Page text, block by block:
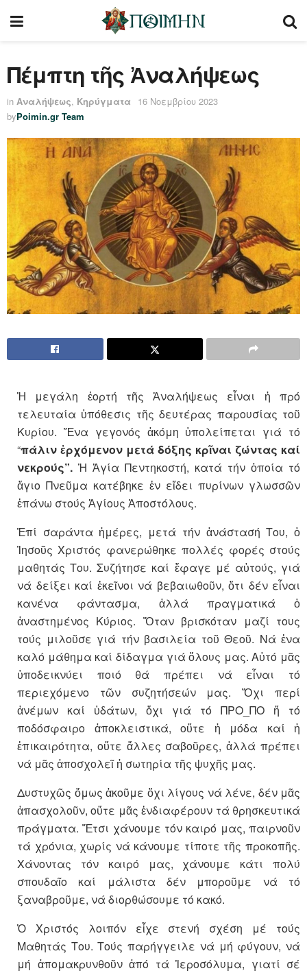
Πέμπτη τῆς Ἀναλήψεως
in Αναλήψεως, Κηρύγματα
16 Νοεμβρίου 2023
byPoimin.gr Team
Ἡ μεγάλη ἑορτή τῆς Ἀναλήψεως εἶναι ἡ πρό
τελευταία ὑπόθεσις τῆς δευτέρας παρουσίας τοῦ
Κυρίου. Ἕνα γεγονός ἀκόμη ὑπολείπεται γιά τό
“πάλιν ἐρχόμενον μετά δόξης κρῖναι ζώντας καί
νεκρούς”. Ἡ Ἁγία Πεντηκοστή, κατά τήν ὁποία τό
ἅγιο Πνεῦμα κατέβηκε ἐν εἴδει πυρίνων γλωσσῶν
ἐπάνω στούς Ἁγίους Ἀποστόλους.
Ἐπί σαράντα ἡμέρες, μετά τήν ἀνάστασή Του, ὁ
Ἰησοῦς Χριστός φανερώθηκε πολλές φορές στούς
μαθητάς Του. Συζήτησε καί ἔφαγε μέ αὐτούς, γιά
νά δείξει καί ἐκεῖνοι νά βεβαιωθοῦν, ὅτι δέν εἶναι
κανένα φάντασμα, ἀλλά πραγματικά ὁ
ἀναστημένος Κύριος. Ὅταν βρισκόταν μαζί τους
τούς μιλοῦσε γιά τήν βασιλεία τοῦ Θεοῦ. Νά ἑνα
καλό μάθημα καί δίδαγμα γιά ὅλους μας. Αὐτό μᾶς
ὑποδεικνύει ποιό θά πρέπει νά εἶναι τό
περιεχόμενο τῶν συζητήσεών μας. Ὄχι περί
ἀνέμων καί ὑδάτων, ὄχι γιά τό ΠΡΟ_ΠΟ ἤ τό
ποδόσφαιρο ἀποκλειστικά, οὔτε ἡ μόδα καί ἡ
ἐπικαιρότητα, οὔτε ἄλλες σαβοῦρες, ἀλλά πρέπει
νά μᾶς ἀποσχολεῖ ἡ σωτηρία τῆς ψυχῆς μας.
Δυστυχῶς ὅμως ἀκοῦμε ὄχι λίγους νά λένε, δέν μᾶς
ἀπασχολοῦν, οὔτε μᾶς ἐνδιαφέρουν τά θρησκευτικά
πράγματα. Ἔτσι χάνουμε τόν καιρό μας, παιρνοῦν
τά χρόνια, χωρίς νά κάνουμε τίποτε τῆς προκοπῆς.
Χάνοντας τόν καιρό μας, χάνουμε κάτι πολύ
σπουδαῖο καί μάλιστα δέν μποροῦμε νά τό
ξαναβροῦμε, νά διορθώσουμε τό κακό.
Ὁ Χριστός λοιπόν εἶχε στενή σχέση μέ τούς
Μαθητάς Του. Τούς παρήγγειλε νά μή φύγουν, νά
μή ἀπομακρυνθοῦν ἀπό τά Ἱεροσόλυμα, γιατί σέ